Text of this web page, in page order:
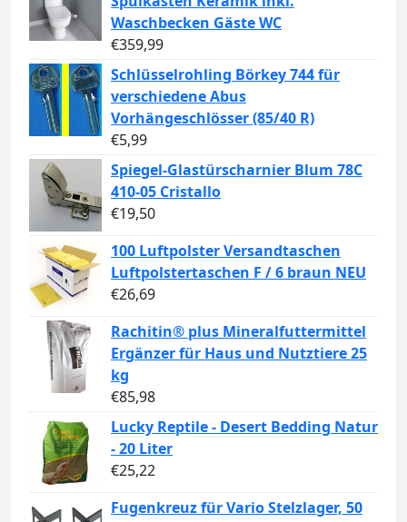
Waschbecken Gäste WC
€359,99
Schlüsselrohling Börkey 744 für
verschiedene Abus
Vorhängeschlösser (85/40 R)
€5,99
Spiegel-Glastürscharnier Blum 78C
410-05 Cristallo
€19,50
100 Luftpolster Versandtaschen
Luftpolstertaschen F / 6 braun NEU
€26,69
Rachitin® plus Mineralfuttermittel
Ergänzer für Haus und Nutztiere 25
kg
€85,98
Lucky Reptile - Desert Bedding Natur
- 20 Liter
€25,22
Fugenkreuz für Vario Stelzlager, 50